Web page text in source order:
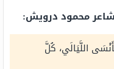
محمود درويش:
اللَّيَالَي، كُلَّ